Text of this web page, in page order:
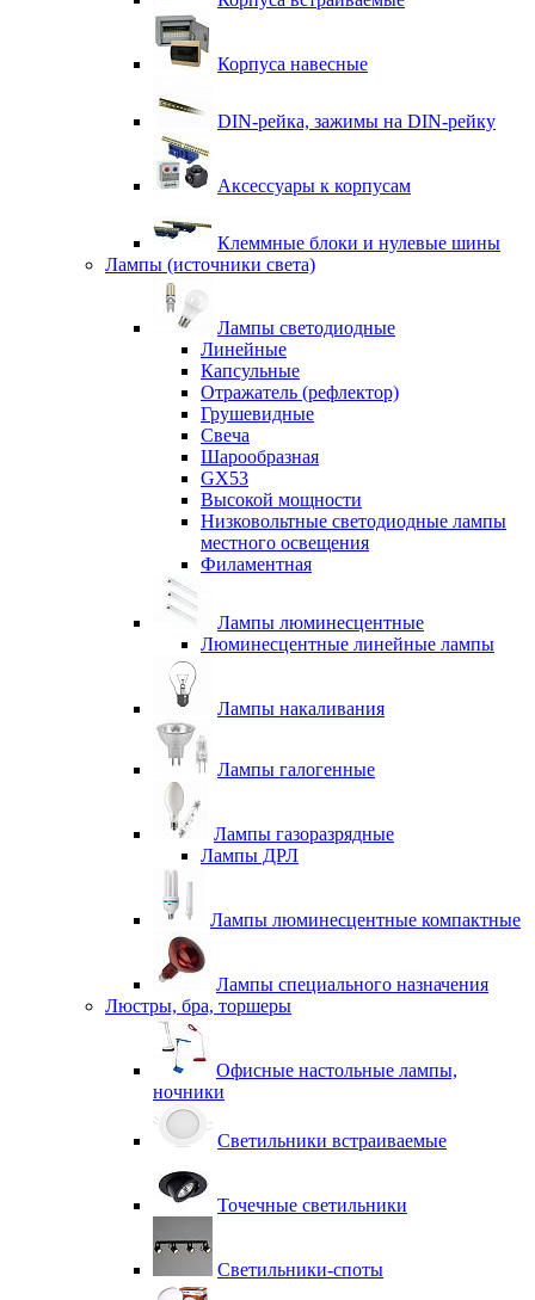
Корпуса навесные
DIN-рейка, зажимы на DIN-рейку
Аксессуары к корпусам
Клеммные блоки и нулевые шины
Лампы (источники света)
Лампы светодиодные
Линейные
Капсульные
Отражатель (рефлектор)
Грушевидные
Свеча
Шарообразная
GX53
Высокой мощности
Низковольтные светодиодные лампы
местного освещения
Филаментная
Лампы люминесцентные
Люминесцентные линейные лампы
Лампы накаливания
Лампы галогенные
Лампы газоразрядные
Лампы ДРЛ
Лампы люминесцентные компактные
Лампы специального назначения
Люстры, бра, торшеры
Офисные настольные лампы,
ночники
Светильники встраиваемые
Точечные светильники
Светильники-споты